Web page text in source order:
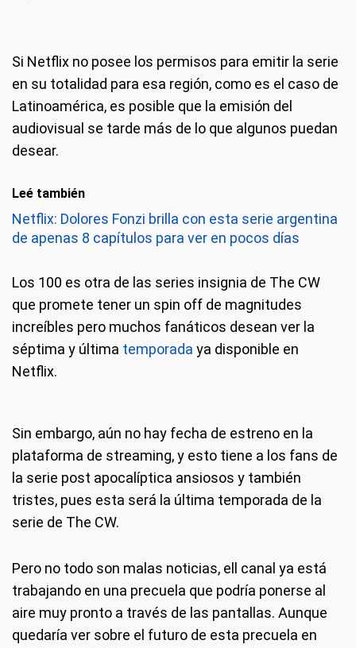
Si Netflix no posee los permisos para emitir la serie
en su totalidad para esa región, como es el caso de
Latinoamérica, es posible que la emisión del
audiovisual se tarde más de lo que algunos puedan
desear.
Leé también
Netflix: Dolores Fonzi brilla con esta serie argentina
de apenas 8 capítulos para ver en pocos días
Los 100 es otra de las series insignia de The CW
que promete tener un spin off de magnitudes
increíbles pero muchos fanáticos desean ver la
séptima y última temporada ya disponible en
Netflix.
Sin embargo, aún no hay fecha de estreno en la
plataforma de streaming, y esto tiene a los fans de
la serie post apocalíptica ansiosos y también
tristes, pues esta será la última temporada de la
serie de The CW.
Pero no todo son malas noticias, ell canal ya está
trabajando en una precuela que podría ponerse al
aire muy pronto a través de las pantallas. Aunque
quedaría ver sobre el futuro de esta precuela en